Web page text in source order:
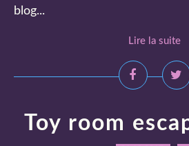
blog...
Lire la suite
Toy room